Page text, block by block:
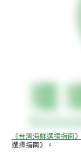
《台灣海鮮選擇指南》
選擇指南》。